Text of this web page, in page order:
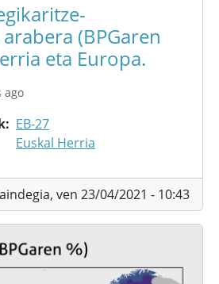
(BPGaren
eta Europa.
ago
EB-27
Euskal Herria
ven 23/04/2021 - 10:43